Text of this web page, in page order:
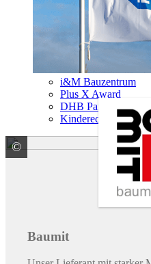
i&M Bauzentrum
Plus X Award
DHB Partnerschaft
Kinderecke
© Baumit GmbH
Baumit